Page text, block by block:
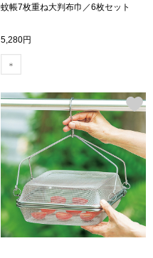
リュック･バッ
その他
シューズ
スリップオン
蚊帳7枚重ね大判布巾／6枚セット
5,280円